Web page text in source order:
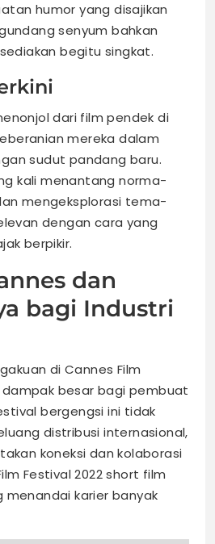
humor yang disajikan
senyum bahkan
begitu singkat.
dari film pendek di
mereka dalam
sudut pandang baru.
kali menantang norma-
mengeksplorasi tema-
dengan cara yang
berpikir.
dan
bagi Industri
di Cannes Film
besar bagi pembuat
bergengsi ini tidak
distribusi internasional,
koneksi dan kolaborasi
Festival 2022 short film
menandai karier banyak